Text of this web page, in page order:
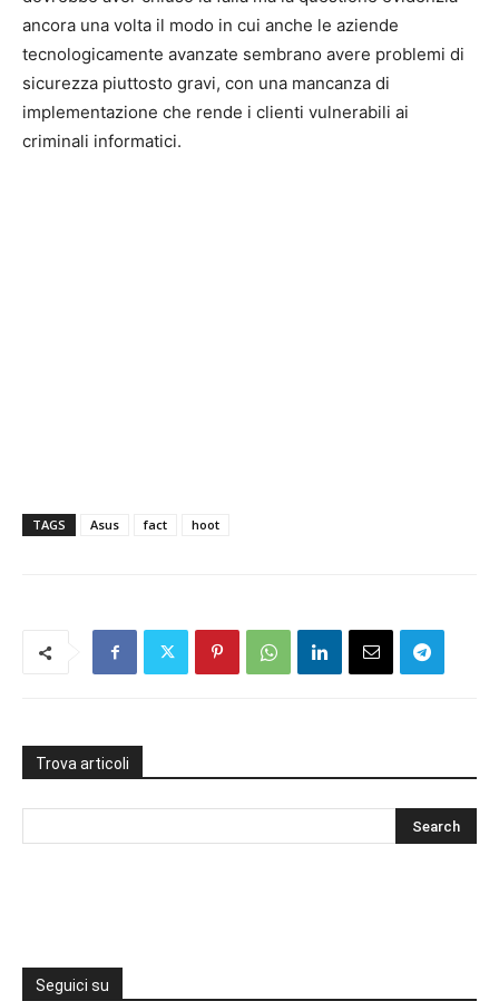
ancora una volta il modo in cui anche le aziende
tecnologicamente avanzate sembrano avere problemi di
sicurezza piuttosto gravi, con una mancanza di
implementazione che rende i clienti vulnerabili ai
criminali informatici.
TAGS Asus fact hoot
Trova articoli
Seguici su